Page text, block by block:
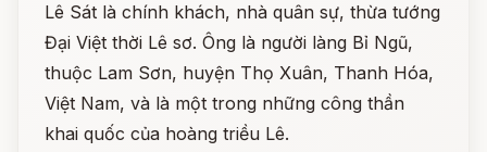
Lê Sát là chính khách, nhà quân sự, thừa tướng
Đại Việt thời Lê sơ. Ông là người làng Bỉ Ngũ,
thuộc Lam Sơn, huyện Thọ Xuân, Thanh Hóa,
Việt Nam, và là một trong những công thần
khai quốc của hoàng triều Lê.